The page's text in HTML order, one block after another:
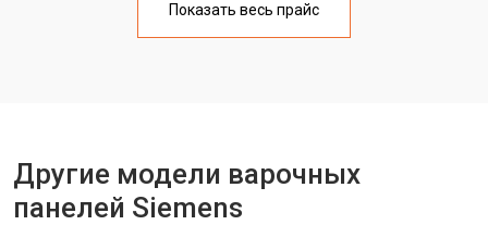
Показать весь прайс
Другие модели варочных
панелей Siemens